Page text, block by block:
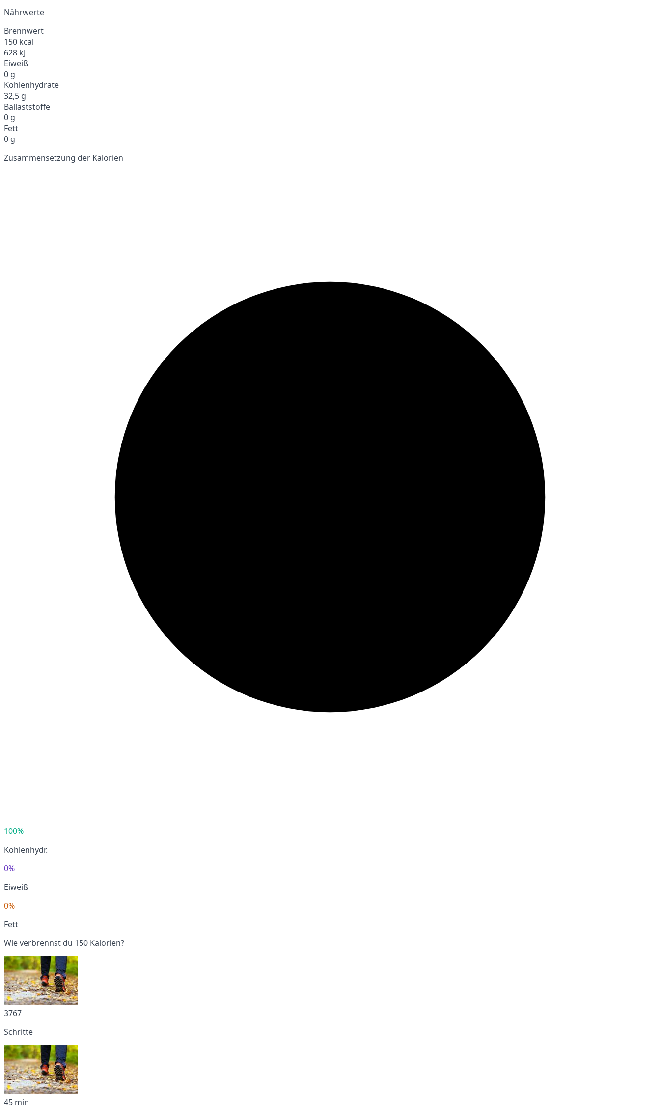
Nährwerte
Brennwert
150 kcal
628 kJ
Eiweiß
0 g
Kohlenhydrate
32,5 g
Ballaststoffe
0 g
Fett
0 g
Zusammensetzung der Kalorien
100%
Kohlenhydr.
0%
Eiweiß
0%
Fett
Wie verbrennst du 150 Kalorien?
3767
Schritte
45 min